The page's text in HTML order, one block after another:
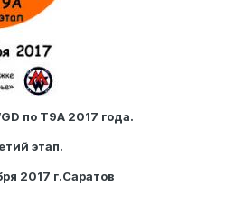
по Т9А 2017 года.
этап.
2017 г.Саратов